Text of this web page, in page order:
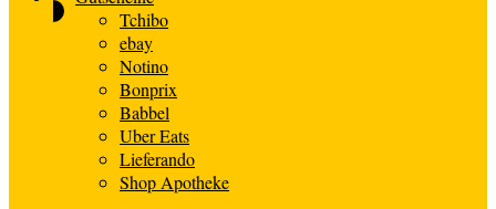
Tchibo
ebay
Notino
Bonprix
Babbel
Uber Eats
Lieferando
Shop Apotheke